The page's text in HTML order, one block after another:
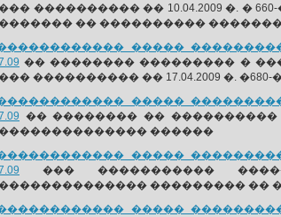
���������� �� 10.04.2009 �.
�� ����������
�����
�� �������� ��������� �
���������� �� 17.04.2009 �. �680-
�����
�� �������� ��
������
�����
��� �����������
��������� ��
�����